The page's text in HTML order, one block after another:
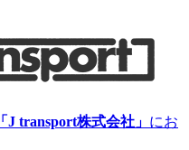
「J transport株式会社」 にお